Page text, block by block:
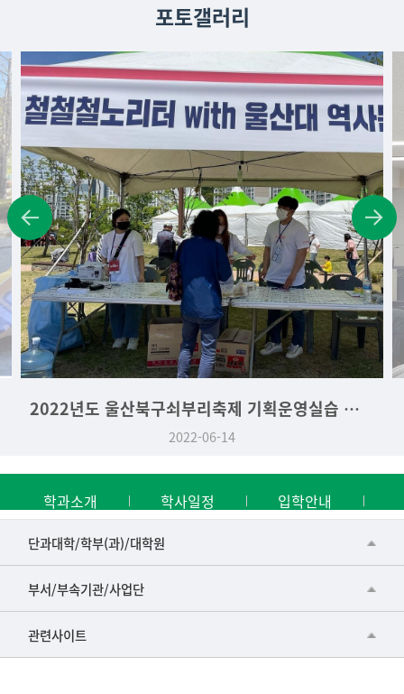
포토갤러리
2022년도 울산북구쇠부리축제 기획운영실습 역사문화학과 부스
2022-06-14
학과소개 학사일정 입학안내
단과대학/학부(과)/대학원
■인문대학
▷국어국문학부
▷일본어·일본학과
부서/부속기관/사업단
공동기기센터
공학교육혁신센터
관련사이트
건강가정지원센터
교수협의회